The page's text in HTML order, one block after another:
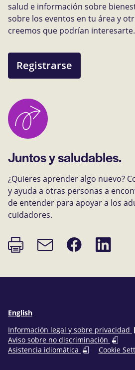
salud e información sobre
sobre los eventos en tu área y
creemos que podrían interesarte.
Registrarse
Juntos y saludables.
¿Quieres aprender algo nuevo?
y ayuda a otras personas a
de entender para apoyar a los
cuidadores.
Imprimir
página
Enlace
de
Compartir
en
Compartir
en
English
Información legal y sobre privacidad
Aviso sobre no discriminación
Asistencia idiomática
Cookie